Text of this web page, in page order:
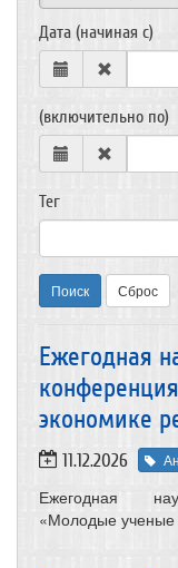
Дата (начиная с)
(включительно по)
Тег
Поиск Сброс
Ежегодная
экономике
11.12.2026
Ежегодная
«Молодые ученые